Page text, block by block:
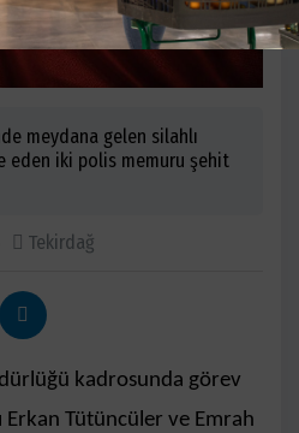
meydana gelen silahlı
eden iki polis memuru şehit
Tekirdağ
kadrosunda görev
Tütüncüler ve Emrah